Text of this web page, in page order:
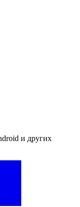
и других